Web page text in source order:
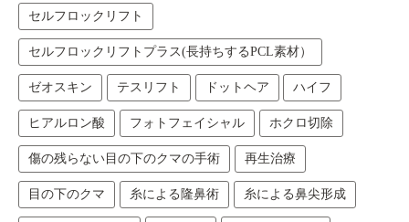
セルフロックリフト
セルフロックリフトプラス(長持ちするPCL素材）
ゼオスキン テスリフト ドットヘア ハイフ
ヒアルロン酸 フォトフェイシャル ホクロ切除
傷の残らない目の下のクマの手術 再生治療
目の下のクマ 糸による隆鼻術 糸による鼻尖形成